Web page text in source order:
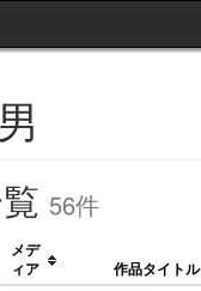
56件
メデ
ィア
作品タイトル